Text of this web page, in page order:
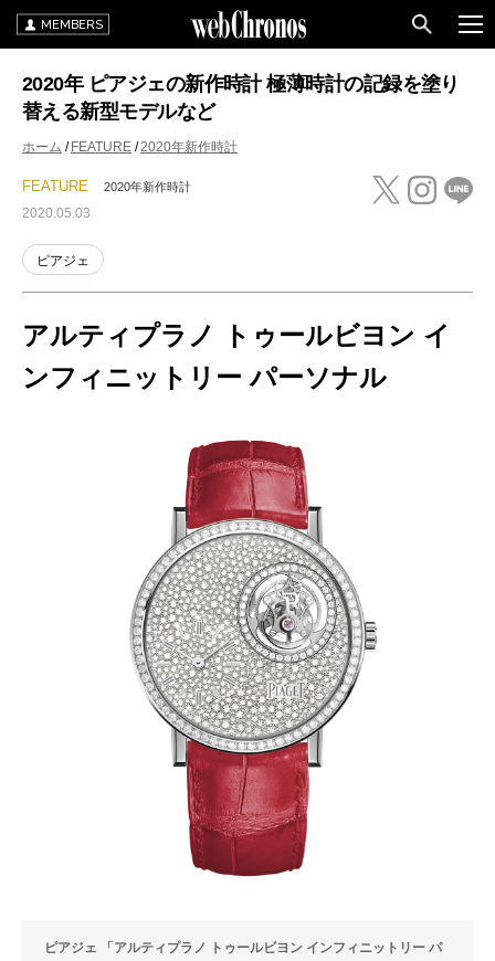
MEMBERS
2020年 ピアジェの新作時計 極薄時計の記録を塗り
替える新型モデルなど
ホーム FEATURE 2020年新作時計
FEATURE 2020年新作時計
2020.05.03
ピアジェ
アルティプラノ トゥールビヨン イ
ンフィニットリー パーソナル
ピアジェ 「アルティプラノ トゥールビヨン インフィニットリー パ